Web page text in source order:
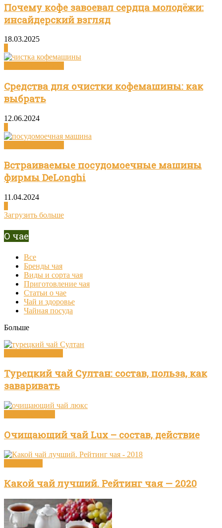
Почему кофе завоевал сердца молодёжи:
инсайдерский взгляд
18.03.2025
Средства для очистки кофемашины: как
выбрать
12.06.2024
Встраиваемые посудомоечные машины
фирмы DeLonghi
11.04.2024
Загрузить больше
О чае
Все
Бренды чая
Виды и сорта чая
Приготовление чая
Статьи о чае
Чай и здоровье
Чайная посуда
Больше
Турецкий чай Султан: состав, польза, как
заваривать
Очищающий чай Lux – состав, действие
Какой чай лучший. Рейтинг чая — 2020